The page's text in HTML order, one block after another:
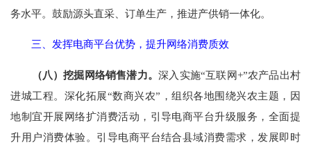
务水平。鼓励源头直采、订单生产，推进产供销一体化。
三、发挥电商平台优势，提升网络消费质效
（八）挖掘网络销售潜力。深入实施“互联网+”农产品出村
进城工程。深化拓展“数商兴农”，组织各地围绕兴农主题，因
地制宜开展网络扩消费活动，引导电商平台升级服务，全面提
升用户消费体验。引导电商平台结合县域消费需求，发展即时